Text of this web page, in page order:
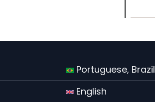
Portuguese, Brazil
English